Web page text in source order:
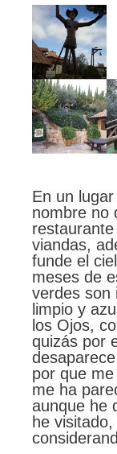
En un
nombre no
viandas,
funde el
meses de
verdes son
limpio y
los Ojos,
quizás por
por que
me ha
aunque he
he